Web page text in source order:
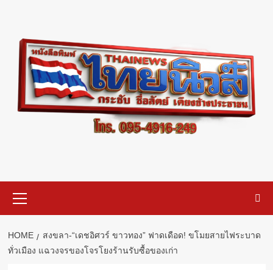
content
Menu
HOME
สงขลา-“เดชอิศวร์ ขาวทอง” ฟาดเดือด! ขโมยสายไฟระบาด
ทั่วเมือง แฉวงจรของโจรโยงร้านรับซื้อของเก่า